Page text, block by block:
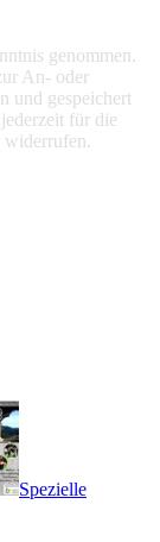
genommen.
An- oder
und gespeichert
für die
widerrufen.
Spezielle